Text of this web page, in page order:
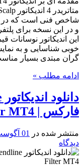
شاخص فنی است که در
این اندیکاتور نوسانات
گران مبتدی بسیار
ادامه مطلب »
فارکس | Instant Trendline Filter MT4
منتشر شده در 01 آگوست 2024
دیدگاه